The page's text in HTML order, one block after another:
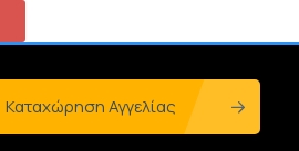
Καταχώρηση Αγγελίας